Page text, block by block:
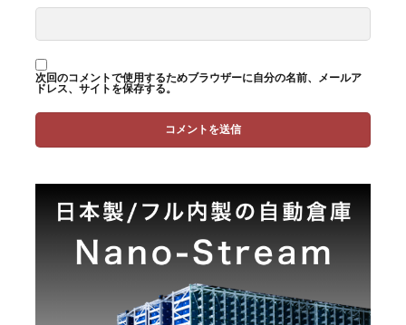
次回のコメントで使用するためブラウザーに自分の名前、メールア
ドレス、サイトを保存する。